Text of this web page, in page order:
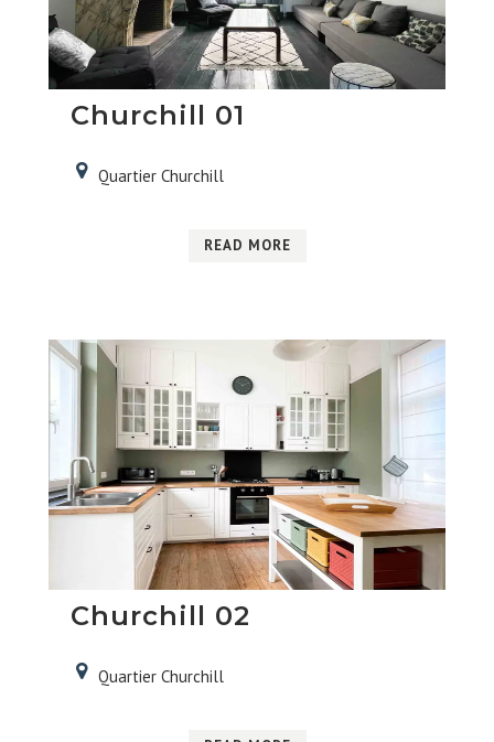
Churchill 01
Quartier Churchill
READ MORE
Churchill 02
Quartier Churchill